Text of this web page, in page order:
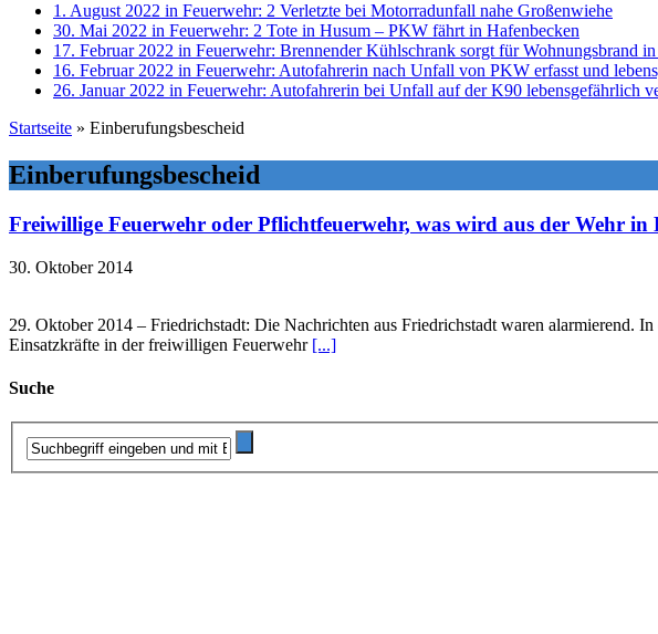
1. August 2022 in Feuerwehr: 2 Verletzte bei Motorradunfall nahe Großenwiehe
30. Mai 2022 in Feuerwehr: 2 Tote in Husum – PKW fährt in Hafenbecken
17. Februar 2022 in Feuerwehr: Brennender Kühlschrank sorgt für Wohnungsbrand
16. Februar 2022 in Feuerwehr: Autofahrerin nach Unfall von PKW erfasst und
26. Januar 2022 in Feuerwehr: Autofahrerin bei Unfall auf der K90 lebensgefährlich
Startseite » Einberufungsbescheid
Einberufungsbescheid
Freiwillige Feuerwehr oder Pflichtfeuerwehr, was wird aus der Wehr in
30. Oktober 2014
29. Oktober 2014 – Friedrichstadt: Die Nachrichten aus Friedrichstadt waren alarmierend.
Einsatzkräfte in der freiwilligen Feuerwehr [...]
Suche